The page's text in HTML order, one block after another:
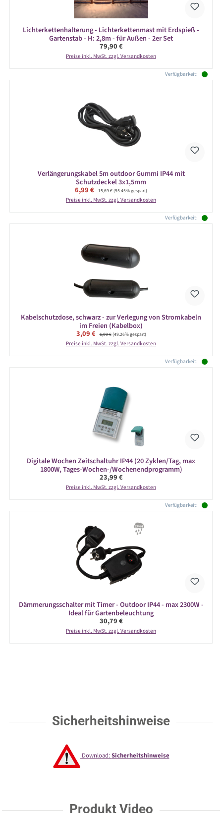
Lichterkettenhalterung - Lichterkettenmast mit Erdspieß -
Gartenstab - H: 2,8m - für Außen - 2er Set
Regulärer Preis:
79,90 €
Preise inkl. MwSt. zzgl. Versandkosten
Verfügbarkeit:
Verlängerungskabel 5m outdoor Gummi IP44 mit
Schutzdeckel 3x1,5mm
Verkaufspreis:
6,99 € Regulärer Preis:
15,69 €(55.45% gespart)
Preise inkl. MwSt. zzgl. Versandkosten
Verfügbarkeit:
Kabelschutzdose, schwarz - zur Verlegung von Stromkabeln
im Freien (Kabelbox)
Verkaufspreis:
3,09 € Regulärer Preis:
6,09 €(49.26% gespart)
Preise inkl. MwSt. zzgl. Versandkosten
Verfügbarkeit:
Digitale Wochen Zeitschaltuhr IP44 (20 Zyklen/Tag, max
1800W, Tages-Wochen-/Wochenendprogramm)
Regulärer Preis:
23,99 €
Preise inkl. MwSt. zzgl. Versandkosten
Verfügbarkeit:
Dämmerungsschalter mit Timer - Outdoor IP44 - max 2300W -
Ideal für Gartenbeleuchtung
Regulärer Preis:
30,79 €
Preise inkl. MwSt. zzgl. Versandkosten
Sicherheitshinweise
Download:Sicherheitshinweise
Produkt Video